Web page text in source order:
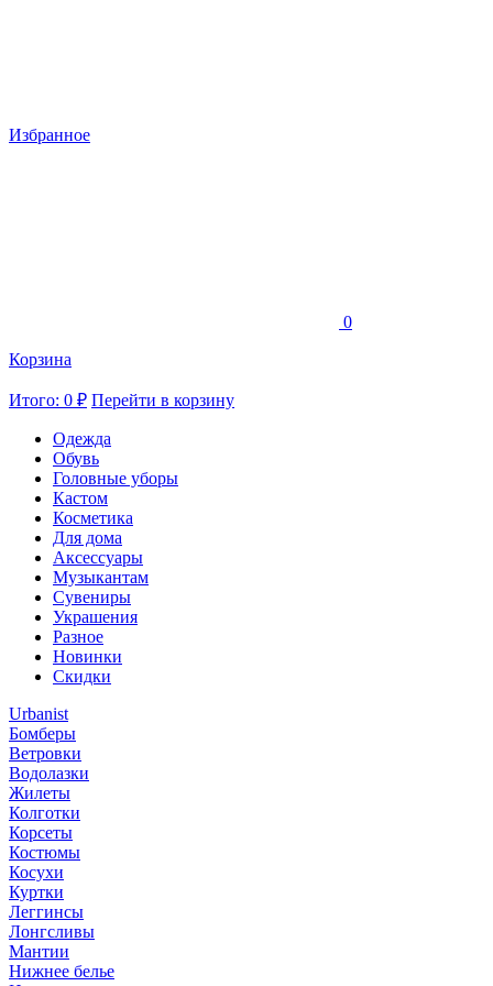
Избранное
0
Корзина
Итого: 0 ₽ Перейти в корзину
Одежда
Обувь
Головные уборы
Кастом
Косметика
Для дома
Аксессуары
Музыкантам
Сувениры
Украшения
Разное
Новинки
Скидки
Urbanist
Бомберы
Ветровки
Водолазки
Жилеты
Колготки
Корсеты
Костюмы
Косухи
Куртки
Леггинсы
Лонгсливы
Мантии
Нижнее белье